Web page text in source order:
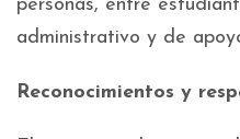
personas, entre
administrativo y de
Reconocimientos y